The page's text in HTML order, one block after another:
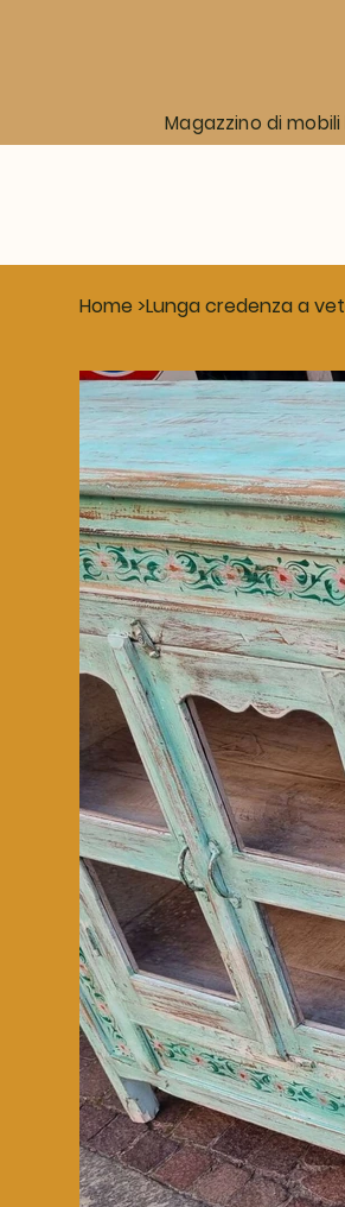
Home >Lunga credenza a
Magazzino di mobili